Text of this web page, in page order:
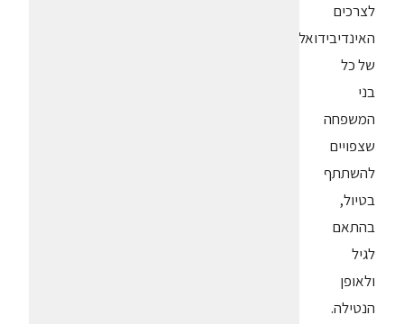
לצרכים
האינדיבידואליים
של כל
בני
המשפחה
שצפויים
להשתתף
בטיול,
בהתאם
לגיל
ולאופן
הנטילה.